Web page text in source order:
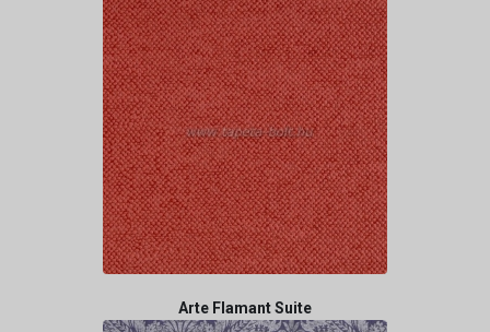
Arte Flamant Suite